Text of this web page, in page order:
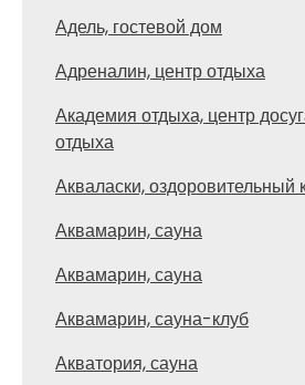
Адель, гостевой дом
Адреналин, центр отдыха
Академия отдыха, центр
отдыха
Акваласки, оздоровительный
Аквамарин, сауна
Аквамарин, сауна
Аквамарин, сауна-клуб
Акватория, сауна